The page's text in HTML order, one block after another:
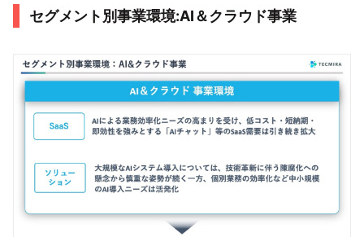
セグメント別事業環境:AI＆クラウド事業